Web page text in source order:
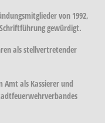
von 1992,
gewürdigt.
als stellvertretender
Amt als Kassierer und